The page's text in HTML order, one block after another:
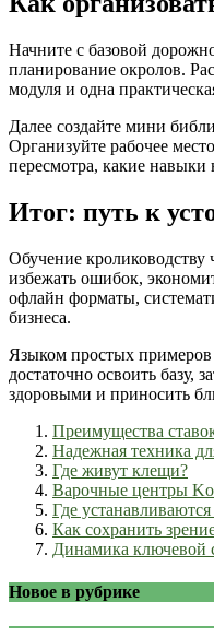
Начните с базовой
планирование окролов.
модуля и одна
Далее создайте мини
Организуйте рабочее
пересмотра, какие
Итог: путь к
Обучение кролиководству
избежать ошибок,
офлайн форматы,
бизнеса.
Языком простых примеров
достаточно освоить базу,
здоровыми и приносить
Преимущества
Надежная техника
Где живут клещи?
Варочные центры
Где
Как сохранить
Динамика ключевой
Новое в рубрике